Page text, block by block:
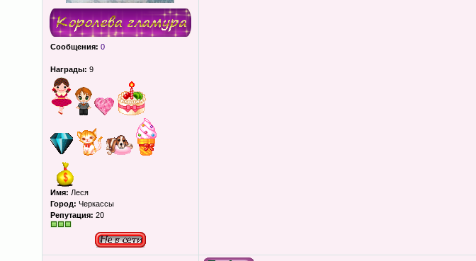
Сообщения: 0
Награды: 9
Имя: Леся
Город: Черкассы
Репутация: 20